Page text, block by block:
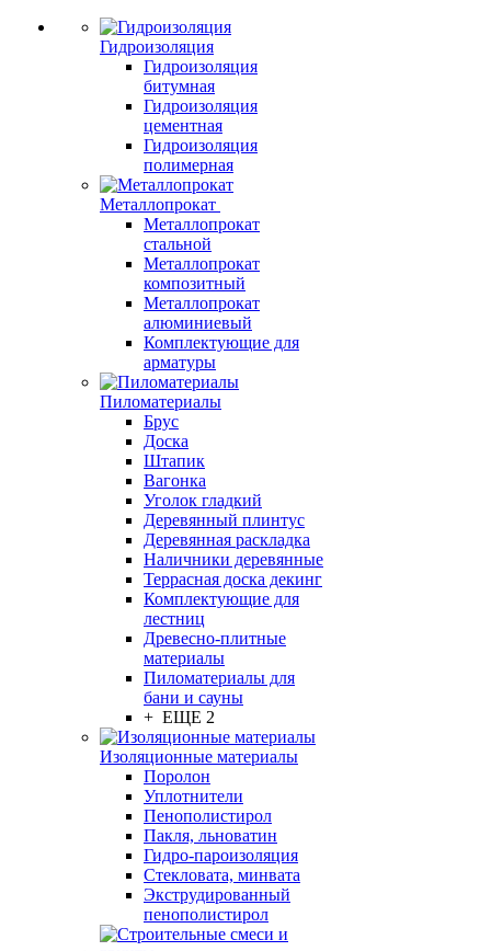
Гидроизоляция
Гидроизоляция
битумная
Гидроизоляция
цементная
Гидроизоляция
полимерная
Металлопрокат
Металлопрокат
стальной
Металлопрокат
композитный
Металлопрокат
алюминиевый
Комплектующие для
арматуры
Пиломатериалы
Брус
Доска
Штапик
Вагонка
Уголок гладкий
Деревянный плинтус
Деревянная раскладка
Наличники деревянные
Террасная доска декинг
Комплектующие для
лестниц
Древесно-плитные
материалы
Пиломатериалы для
бани и сауны
+ ЕЩЕ 2
Изоляционные материалы
Поролон
Уплотнители
Пенополистирол
Пакля, льноватин
Гидро-пароизоляция
Стекловата, минвата
Экструдированный
пенополистирол